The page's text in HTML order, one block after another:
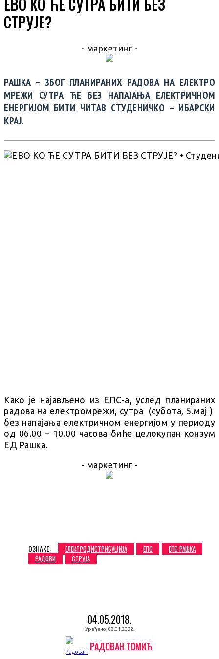
СТРУЈЕ?
- маркетинг -
РАШКА – ЗБОГ ПЛАНИРАНИХ РАДОВА НА ЕЛЕКТРО
МРЕЖИ СУТРА ЋЕ БЕЗ НАПАЈАЊА ЕЛЕКТРИЧНОМ
ЕНЕРГИЈОМ БИТИ ЧИТАВ СТУДЕНИЧКО – ИБАРСКИ
КРАЈ.
Како је најављено из ЕПС-а, услед планираних
радова на електромрежи, сутра (субота, 5.мај )
без напајања електричном енергијом у периоду
од 06.00 – 10.00 часова биће целокупан конзум
ЕД Рашка.
- маркетинг -
ОЗНАКЕ: ЕЛЕКТРОДИСТРИБУЦИЈА ЕПС
ЕПС РАШКА
РАДОВИ
СТРУЈА
04.05.2018.
Уређено: 03.01.2022.
РАДОВАН ТОМИЋ